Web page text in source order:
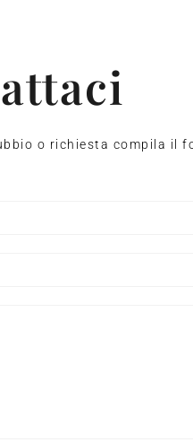
o richiesta compila il